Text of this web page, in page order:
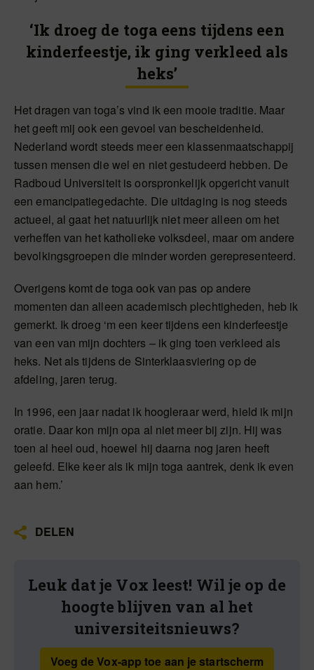
‘Ik droeg de toga eens tijdens een
kinderfeestje, ik ging verkleed als
heks’
Het dragen van toga’s vind ik een mooie traditie. Maar
het geeft mij ook een gevoel van bescheidenheid.
Nederland wordt steeds meer een klassenmaatschappij
tussen mensen die wel en niet gestudeerd hebben. De
Radboud Universiteit is oorspronkelijk opgericht vanuit
een emancipatiegedachte. Die uitdaging is nog steeds
actueel, al gaat het natuurlijk niet meer alleen om het
verheffen van het katholieke volksdeel, maar om andere
bevolkingsgroepen die minder worden gerepresenteerd.
Overigens komt de toga ook van pas op andere
momenten dan alleen academisch plechtigheden, heb ik
gemerkt. Ik droeg ‘m een keer tijdens een kinderfeestje
van een van mijn dochters – ik ging toen verkleed als
heks. Net als tijdens de Sinterklaasviering op de
afdeling, jaren terug.
In 1996, een jaar nadat ik hoogleraar werd, hield ik mijn
oratie. Daar kon mijn opa al niet meer bij zijn. Hij was
toen al heel oud, hoewel hij daarna nog jaren heeft
geleefd. Elke keer als ik mijn toga aantrek, denk ik even
aan hem.’
DELEN
Leuk dat je Vox leest! Wil je op de
hoogte blijven van al het
universiteitsnieuws?
Voeg de Vox-app toe aan je startscherm